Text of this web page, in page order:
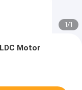
1/1
Motor